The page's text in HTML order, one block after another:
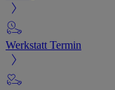
Werkstatt Termin